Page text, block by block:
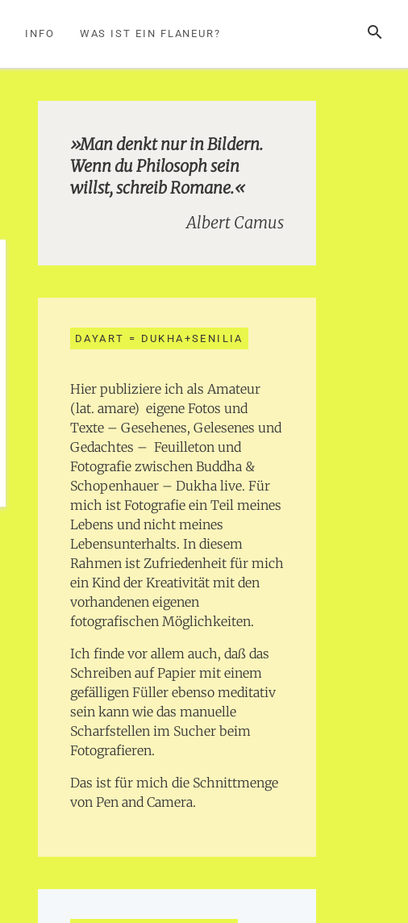
SUCHE
INFO WAS IST EIN FLANEUR?
»Man denkt nur in Bildern.
Wenn du Philosoph sein
willst, schreib Romane.«
Albert Camus
DAYART = DUKHA+SENILIA
Hier publiziere ich als Amateur
(lat. amare) eigene Fotos und
Texte – Gesehenes, Gelesenes und
Gedachtes – Feuilleton und
Fotografie zwischen Buddha &
Schopenhauer – Dukha live. Für
mich ist Fotografie ein Teil meines
Lebens und nicht meines
Lebensunterhalts. In diesem
Rahmen ist Zufriedenheit für mich
ein Kind der Kreativität mit den
vorhandenen eigenen
fotografischen Möglichkeiten.
Ich finde vor allem auch, daß das
Schreiben auf Papier mit einem
gefälligen Füller ebenso meditativ
sein kann wie das manuelle
Scharfstellen im Sucher beim
Fotografieren.
Das ist für mich die Schnittmenge
von Pen and Camera.